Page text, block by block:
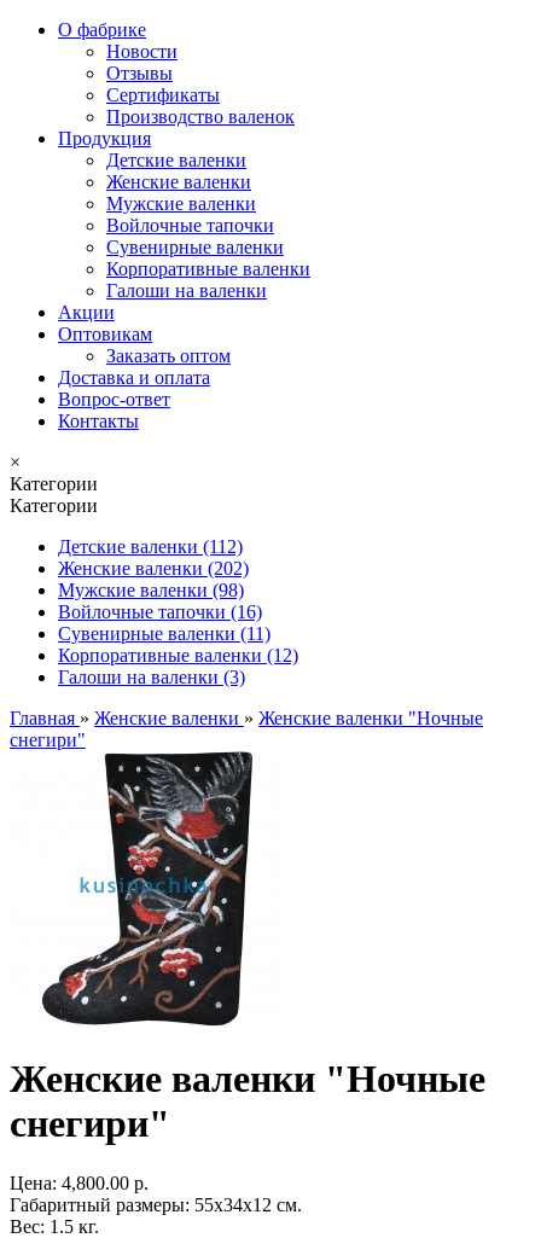
О фабрике
Новости
Отзывы
Сертификаты
Производство валенок
Продукция
Детские валенки
Женские валенки
Мужские валенки
Войлочные тапочки
Сувенирные валенки
Корпоративные валенки
Галоши на валенки
Акции
Оптовикам
Заказать оптом
Доставка и оплата
Вопрос-ответ
Контакты
×
Категории
Категории
Детские валенки (112)
Женские валенки (202)
Мужские валенки (98)
Войлочные тапочки (16)
Сувенирные валенки (11)
Корпоративные валенки (12)
Галоши на валенки (3)
Главная » Женские валенки » Женские валенки "Ночные
снегири"
Женские валенки "Ночные
снегири"
Цена: 4,800.00 р.
Габаритный размеры: 55x34x12 см.
Вес: 1.5 кг.